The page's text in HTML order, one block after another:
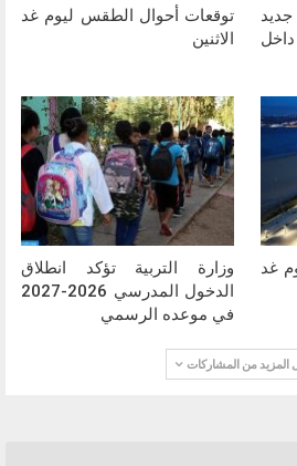
توقعات أحوال الطقس ليوم غد
الاثنين
غد
وزارة التربية تؤكد انطلاق
الدخول المدرسي 2026-2027
في موعده الرسمي
المزيد من المشاركات